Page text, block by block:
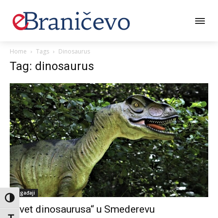
Toggle High Contrast
Home Tags Dinosaurus
Tag: dinosaurus
Događaji
„Svet dinosaurusa“ u Smederevu